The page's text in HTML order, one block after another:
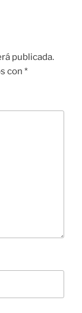
publicada.
con *